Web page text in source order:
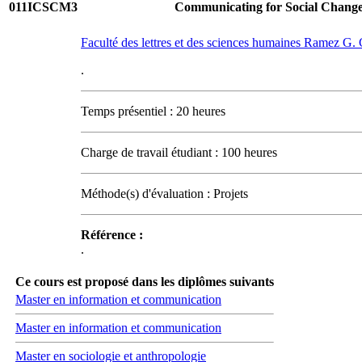
011ICSCM3 Communicating for Social
Faculté des lettres et des sciences humaines Ramez
.
Temps présentiel : 20 heures
Charge de travail étudiant : 100 heures
Méthode(s) d'évaluation : Projets
Référence :
.
Ce cours est proposé dans les diplômes suivants
Master en information et communication
Master en information et communication
Master en sociologie et anthropologie